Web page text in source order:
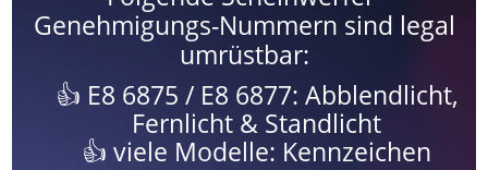
Genehmigungs-Nummern sind legal
umrüstbar:
E8 6875 / E8 6877: Abblendlicht,
Fernlicht & Standlicht
viele Modelle: Kennzeichen